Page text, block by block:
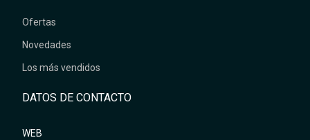
Ofertas
Novedades
Los más vendidos
DATOS DE CONTACTO
WEB